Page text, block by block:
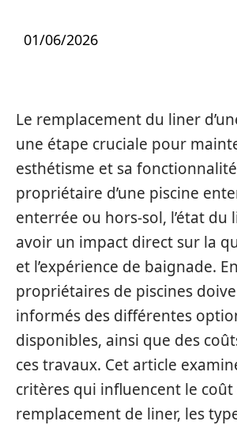
01/06/2026
Le remplacement du liner
une étape cruciale pour
esthétisme et sa
propriétaire d’une piscine
enterrée ou hors-sol, l’état du
avoir un impact direct sur la
et l’expérience de baignade.
propriétaires de piscines
informés des différentes
disponibles, ainsi que des
ces travaux. Cet article
critères qui influencent le coût
remplacement de liner, les